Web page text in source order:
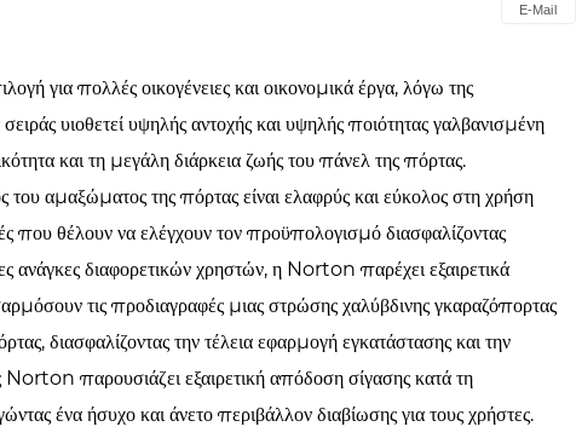
για πολλές οικογένειες και οικονομικά έργα, λόγω της
υιοθετεί υψηλής αντοχής και υψηλής ποιότητας γαλβανισμένη
και τη μεγάλη διάρκεια ζωής του πάνελ της πόρτας.
του αμαξώματος της πόρτας είναι ελαφρύς και εύκολος στη χρήση
που θέλουν να ελέγχουν τον προϋπολογισμό διασφαλίζοντας
ανάγκες διαφορετικών χρηστών, η Norton παρέχει εξαιρετικά
τις προδιαγραφές μιας στρώσης χαλύβδινης γκαραζόπορτας
διασφαλίζοντας την τέλεια εφαρμογή εγκατάστασης και την
παρουσιάζει εξαιρετική απόδοση σίγασης κατά τη
ένα ήσυχο και άνετο περιβάλλον διαβίωσης για τους χρήστες.
E-Mail